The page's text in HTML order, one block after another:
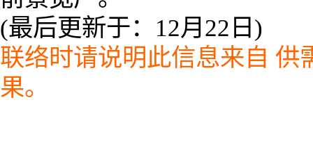
(最后更新于：12月22日)
联络时请说明此信息来自 供
果。